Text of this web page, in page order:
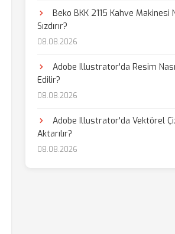
Beko BKK 2115 Kahve Makinesi
Sızdırır?
08.08.2026
Adobe Illustrator'da Resim
Edilir?
08.08.2026
Adobe Illustrator'da Vektörel
Aktarılır?
08.08.2026